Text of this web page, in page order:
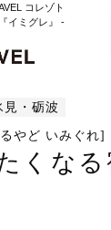
コレゾト
イミグレ』 -
見・砺波
やど いみぐれ]
くなる